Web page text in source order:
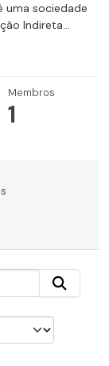
uma sociedade
Indireta...
Membros
1